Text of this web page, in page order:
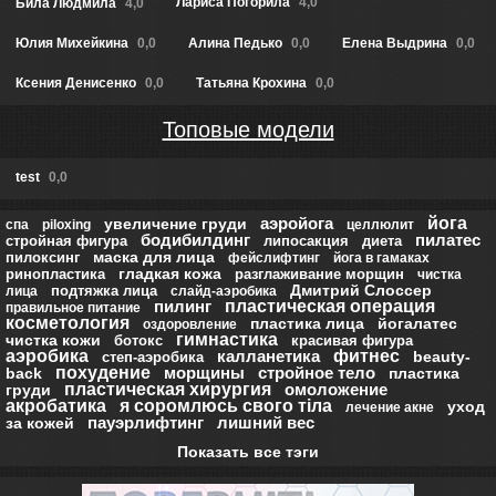
Била Людмила 4,0
Юлия Михейкина 0,0 Алина Педько 0,0 Елена Выдрина 0,0
Ксения Денисенко 0,0 Татьяна Крохина 0,0
Топовые модели
test 0,0
спа piloxing увеличение груди аэройога целлюлит йога
стройная фигура бодибилдинг липосакция диета пилатес
пилоксинг маска для лица фейслифтинг йога в гамаках
ринопластика гладкая кожа разглаживание морщин
чистка
лица
подтяжка лица слайд-аэробика Дмитрий Слоссер
правильное питание пилинг
пластическая операция
косметология
оздоровление пластика лица
йогалатес
чистка кожи
ботокс гимнастика красивая фигура
аэробика степ-аэробика калланетика фитнес
beauty-
back
похудение морщины стройное тело
пластика
груди
пластическая хирургия
омоложение
акробатика
я соромлюсь свого тіла лечение акне
уход
за кожей
пауэрлифтинг лишний вес
Показать все тэги